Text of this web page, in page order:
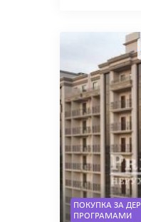
ПОКУПКА ЗА
ПРОГРАМАМИ